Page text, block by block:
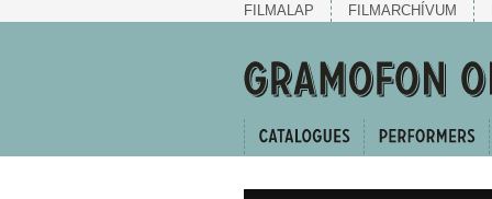
FILMALAP FILMARCHÍVUM